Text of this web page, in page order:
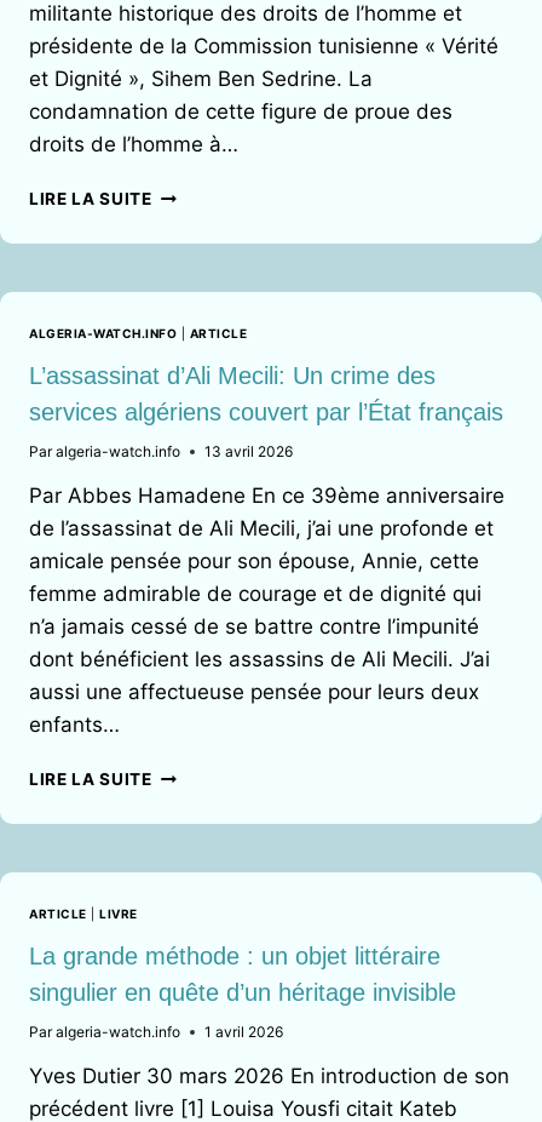
militante historique des droits de l’homme et
présidente de la Commission tunisienne « Vérité
et Dignité », Sihem Ben Sedrine. La
condamnation de cette figure de proue des
droits de l’homme à…
LIRE LA SUITEALGÉRIE
DÉNONCE
CONDAMNATIONS
PRONONCÉES
À
DE
LA
MAGHRÉBINE
SIHEM
BEN
SEDRINE
ALGERIA-WATCH.INFO ARTICLE
L’assassinat d’Ali Mecili: Un crime des
services algériens couvert par l’État français
Par algeria-watch.info 13 avril 2026
Par Abbes Hamadene En ce 39ème anniversaire
de l’assassinat de Ali Mecili, j’ai une profonde et
amicale pensée pour son épouse, Annie, cette
femme admirable de courage et de dignité qui
n’a jamais cessé de se battre contre l’impunité
dont bénéficient les assassins de Ali Mecili. J’ai
aussi une affectueuse pensée pour leurs deux
enfants…
LIRE LA SUITEL’ASSASSINAT
MECILI:
CRIME
ALGÉRIENS
PAR
L’ÉTAT
ARTICLE LIVRE
La grande méthode : un objet littéraire
singulier en quête d’un héritage invisible
Par algeria-watch.info 1 avril 2026
Yves Dutier 30 mars 2026 En introduction de son
précédent livre [1] Louisa Yousfi citait Kateb